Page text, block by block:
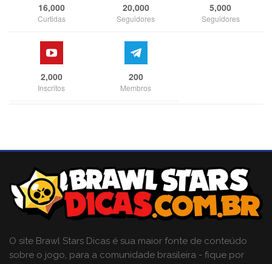
16,000
Curtidas
20,000
Seguidores
5,000
Seguidores
2,000
Inscritos
200
Membros
O site Brawl Stars Dicas é sua maior fonte de conteúdo
sobre o jogo, para a comunidade brasileira - fique por